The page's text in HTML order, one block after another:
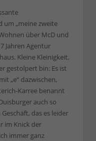
um „meine zweite
über McD und
Jahren Agentur
Kleine Kleinigkeit,
gestolpert bin: Es ist
„e“ dazwischen,
Karree benannt
auch so
das es leider
im Knick der
immer ganz